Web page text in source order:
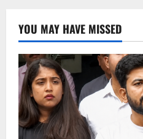
YOU MAY HAVE MISSED